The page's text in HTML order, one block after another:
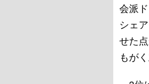
会派
シェ
せた
もが